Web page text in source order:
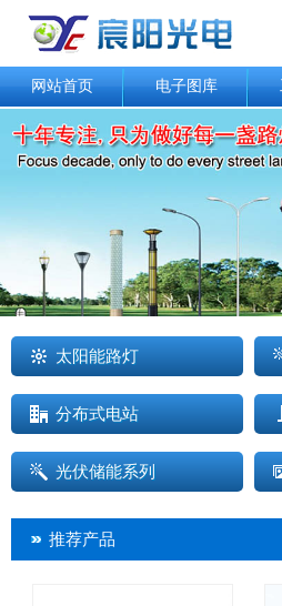
网站首页 电子图库
太阳能路灯
分布式电站
光伏储能系列
推荐产品